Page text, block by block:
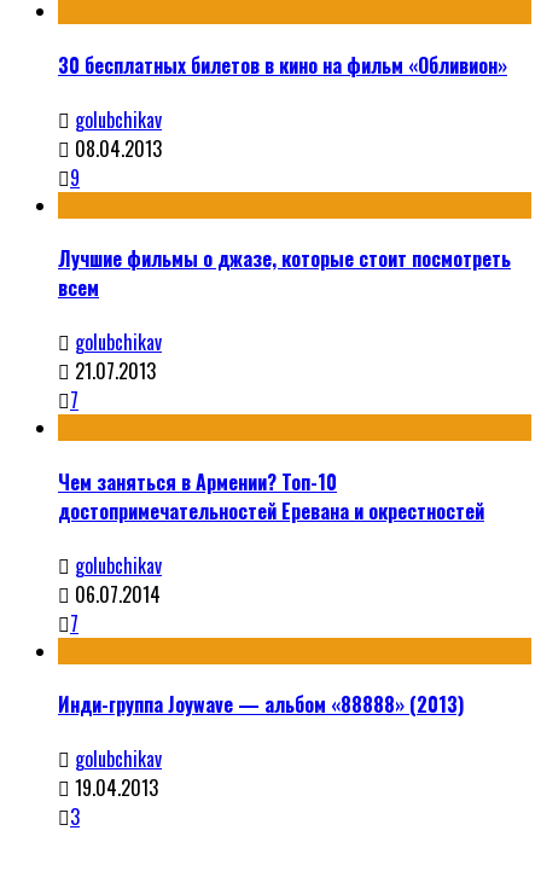
30 бесплатных билетов в кино на фильм «Обливион»
golubchikav
08.04.2013
9
Лучшие фильмы о джазе, которые стоит посмотреть
всем
golubchikav
21.07.2013
7
Чем заняться в Армении? Топ-10
достопримечательностей Еревана и окрестностей
golubchikav
06.07.2014
7
Инди-группа Joywave — альбом «88888» (2013)
golubchikav
19.04.2013
3